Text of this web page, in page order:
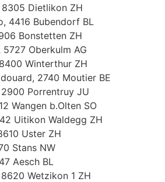
Dietlikon ZH
4416 Bubendorf BL
Bonstetten ZH
Oberkulm AG
Winterthur ZH
2740 Moutier BE
Porrentruy JU
Wangen b.Olten SO
Uitikon Waldegg ZH
Uster ZH
Stans NW
Aesch BL
Wetzikon 1 ZH